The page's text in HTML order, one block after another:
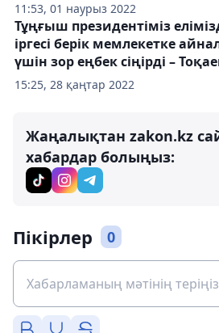
11:53, 01 наурыз 2022
15:25, 28 қаңтар 2022
Тұңғыш президентіміз
іргесі берік мемлекетке
үшін зор еңбек сіңірді –
Жаңалықтан zakon.kz
хабардар болыңыз:
Пікірлер 0